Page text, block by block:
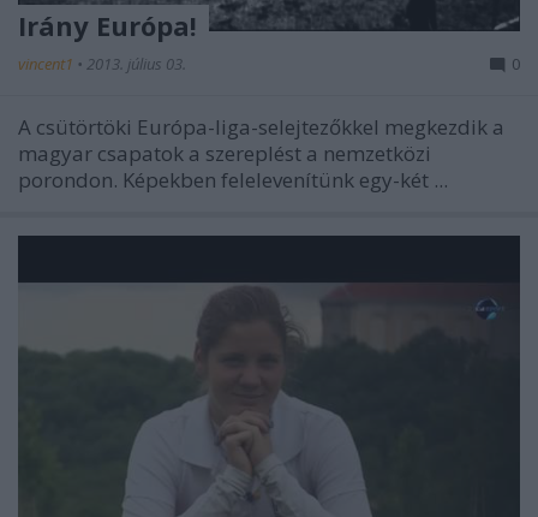
Irány Európa!
vincent1 • 2013. július 03. 0
A csütörtöki Európa-liga-selejtezőkkel megkezdik a
magyar csapatok a szereplést a nemzetközi
porondon. Képekben felelevenítünk egy-két ...